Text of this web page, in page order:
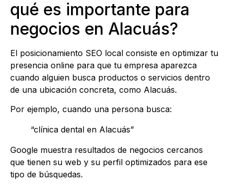
qué es importante para
negocios en Alacuás?
El posicionamiento SEO local consiste en optimizar tu
presencia online para que tu empresa aparezca
cuando alguien busca productos o servicios dentro
de una ubicación concreta, como Alacuás.
Por ejemplo, cuando una persona busca:
“clínica dental en Alacuás”
Google muestra resultados de negocios cercanos
que tienen su web y su perfil optimizados para ese
tipo de búsquedas.